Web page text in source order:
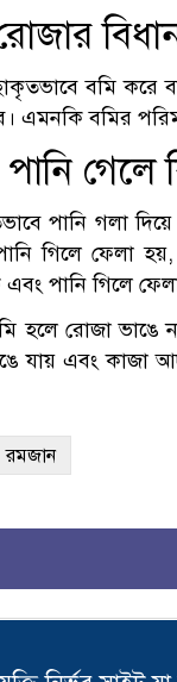
বমি
এমনকি বমির
গেলে
পানি গলা
পানি গিলে ফেলা
পানি গিলে
হলে রোজা
যায় এবং কাজা
রমজান